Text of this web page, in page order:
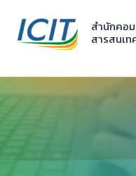
content
สำนักคอม
สารสนเ